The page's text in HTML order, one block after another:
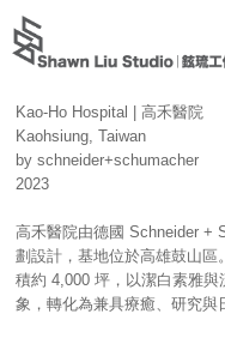
Kao-Ho Hospital | 高禾醫院
Kaohsiung, Taiwan
by schneider+schumacher
2023
高禾醫院由德國 Schneider +
劃設計，基地位於高雄鼓山
積約 4,000 坪，以潔白素雅
象，轉化為兼具療癒、研究與